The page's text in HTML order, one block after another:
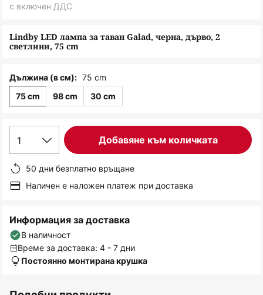
снимки
Lindby LED лампа за таван Galad, черна, дърво, 2
светлини, 75 cm
с включен ДДС
Дължина (в см): 75 cm
75 cm 98 cm 30 cm
1 Добавяне към количката
50 дни безплатно връщане
Наличен е наложен платеж при доставка
Информация за доставка
В наличност
Време за доставка: 4 - 7 дни
Постоянно монтирана крушка